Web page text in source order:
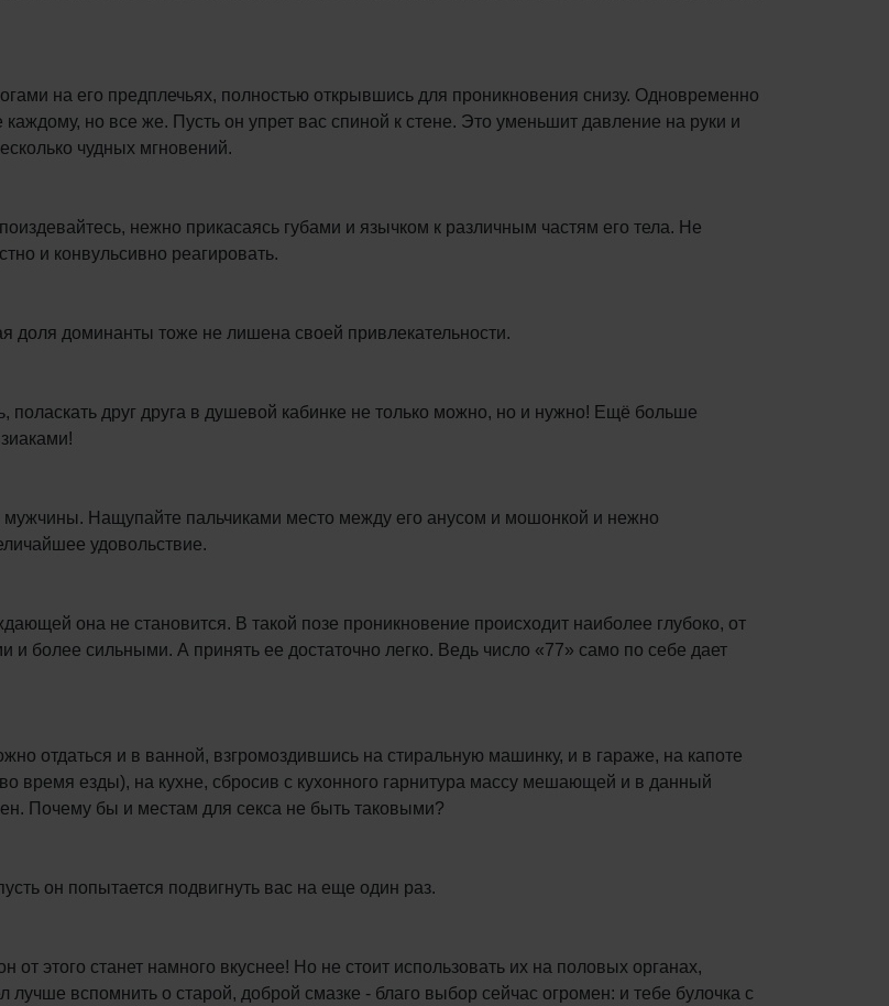
на его предплечьях, полностью открывшись для проникновения снизу. Одновременно
но все же. Пусть он упрет вас спиной к стене. Это уменьшит давление на руки и
чудных мгновений.
нежно прикасаясь губами и язычком к различным частям его тела. Не
и конвульсивно реагировать.
доля доминанты тоже не лишена своей привлекательности.
поласкать друг друга в душевой кабинке не только можно, но и нужно! Ещё больше
Нащупайте пальчиками место между его анусом и мошонкой и нежно
удовольствие.
она не становится. В такой позе проникновение происходит наиболее глубоко, от
более сильными. А принять ее достаточно легко. Ведь число «77» само по себе дает
отдаться и в ванной, взгромоздившись на стиральную машинку, и в гараже, на капоте
время езды), на кухне, сбросив с кухонного гарнитура массу мешающей и в данный
Почему бы и местам для секса не быть таковыми?
он попытается подвигнуть вас на еще один раз.
этого станет намного вкуснее! Но не стоит использовать их на половых органах,
вспомнить о старой, доброй смазке - благо выбор сейчас огромен: и тебе булочка с